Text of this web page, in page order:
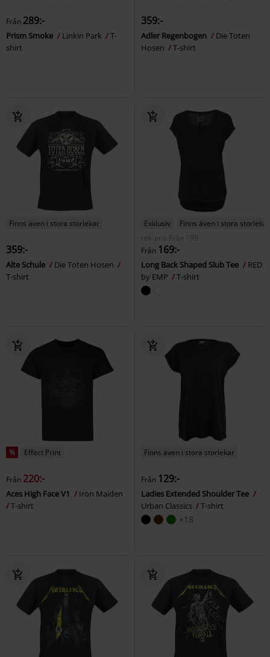
Från 289:-
Prism Smoke Linkin Park
T-
shirt
359:-
Adler Regenbogen
Die Toten
Hosen
T-shirt
Finns även i stora storlekar
359:-
Alte Schule
Die Toten Hosen
T-shirt
Exklusiv
Finns även i stora storlekar
rek-pris
Från
199:-
Från 169:-
Long Back Shaped Slub Tee
RED
by EMP
T-shirt
% Effect Print
Från 220:-
Aces High Face V1
Iron Maiden
T-shirt
Finns även i stora storlekar
Från 129:-
Ladies Extended Shoulder Tee
Urban Classics
T-shirt
+18